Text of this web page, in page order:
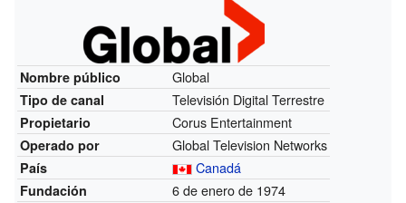
Nombre público Global
Tipo de canal Televisión Digital Terrestre
Propietario Corus Entertainment
Operado por Global Television Networks
País Canadá
Fundación 6 de enero de 1974